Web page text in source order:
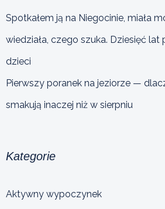
Spotkałem ją na Niegocinie, miała
wiedziała, czego szuka. Dziesięć
dzieci
Pierwszy poranek na jeziorze —
smakują inaczej niż w sierpniu
Kategorie
Aktywny wypoczynek